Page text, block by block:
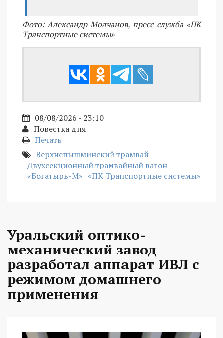
Фото: Александр Молчанов, пресс-служба «ПК
Транспортные системы»
08/08/2026 - 23:10
Повестка дня
Печать
Верхнепышминский трамвай
Двухсекционный трамвайный вагон
«Богатырь-М» «ПК Транспортные системы»
Уральский оптико-
механический завод
разработал аппарат ИВЛ с
режимом домашнего
применения